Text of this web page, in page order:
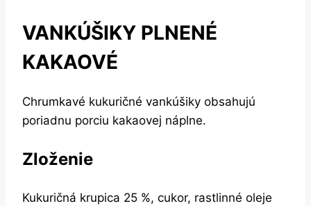
VANKÚŠIKY PLNENÉ
KAKAOVÉ
Chrumkavé kukuričné vankúšiky obsahujú
poriadnu porciu kakaovej náplne.
Zloženie
Kukuričná krupica 25 %, cukor, rastlinné oleje